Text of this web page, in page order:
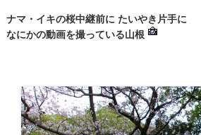
ナマ・イキの桜中継前に たいやき片手に
なにかの動画を撮っている山根